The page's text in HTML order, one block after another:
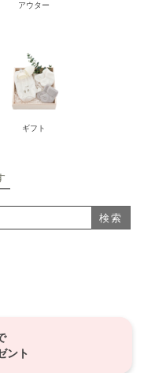
アウター
ギフト
検索
ント